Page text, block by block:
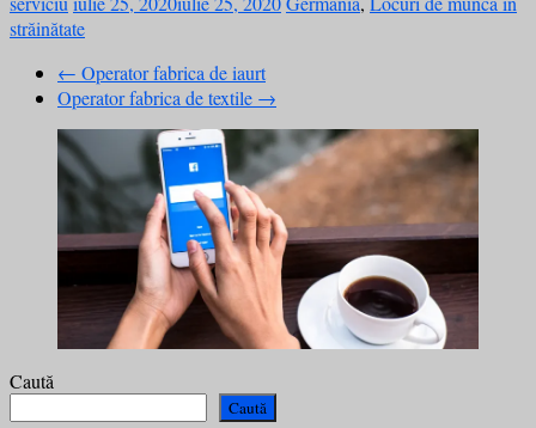
străinătate
← Operator fabrica de iaurt
Operator fabrica de textile →
Caută
Caută